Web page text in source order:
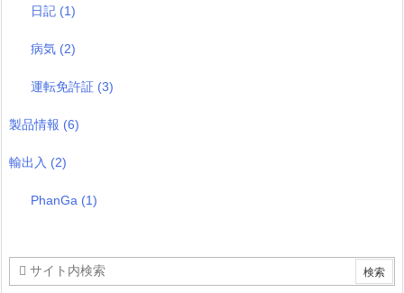
日記 (1)
病気 (2)
運転免許証 (3)
製品情報 (6)
輸出入 (2)
PhanGa (1)